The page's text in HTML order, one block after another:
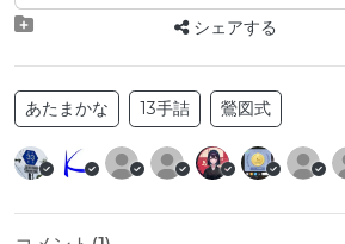
シェアする
あたまかな 13手詰 鶯図式